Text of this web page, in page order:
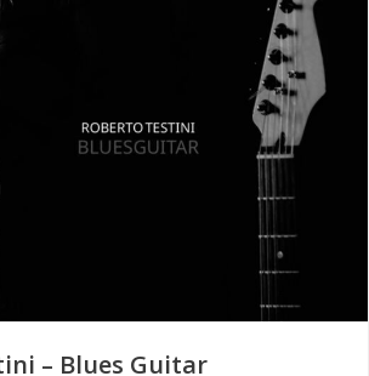
– Blues Guitar